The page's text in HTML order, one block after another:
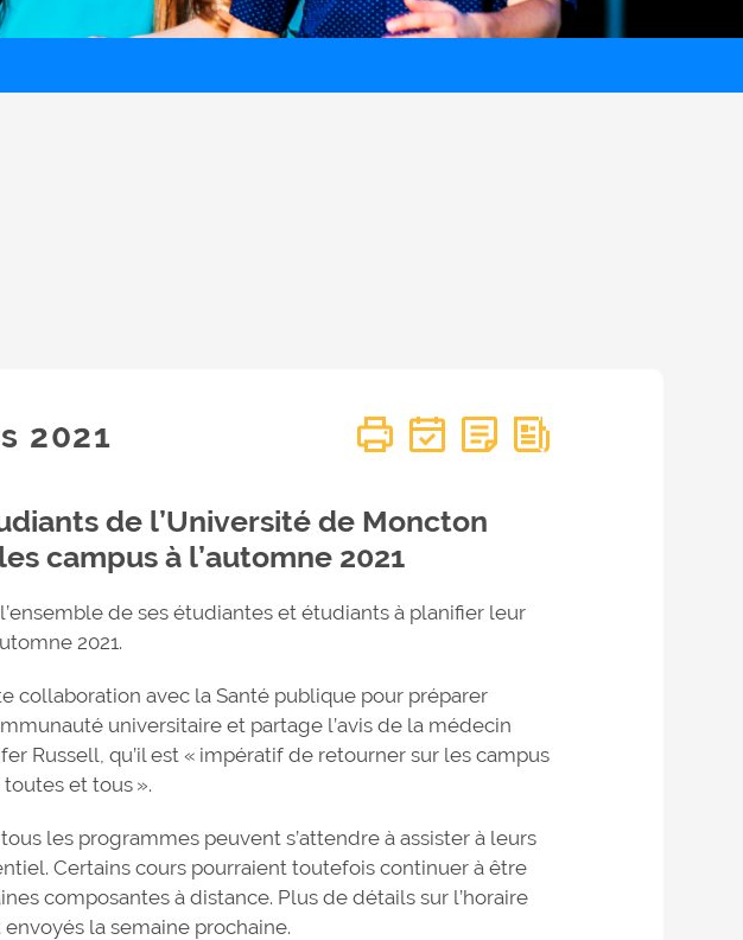
2021
de l’Université de Moncton
campus à l’automne 2021
de ses étudiantes et étudiants à planifier leur
2021.
collaboration avec la Santé publique pour préparer
universitaire et partage l’avis de la médecin
Russell, qu’il est « impératif de retourner sur les campus
et tous ».
les programmes peuvent s’attendre à assister à leurs
Certains cours pourraient toutefois continuer à être
composantes à distance. Plus de détails sur l’horaire
la semaine prochaine.